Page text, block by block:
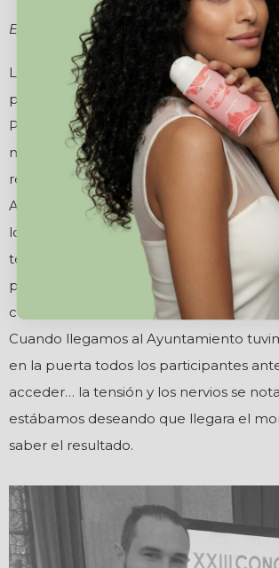
ENTREGA DE PREMIOS
La semana pasada nos comunicaron
premios se haría el lunes 14 de
Plenos del Ayuntamiento y que hasta el
momento del acto nadie salvo el jurado
relación de proyectos premiados.
Al final éramos 42 proyectos valorados y
los premios eran desde 11.000 a 4.000€.
teníamos la ilusión de que nos tocase
premios, pero también éramos
competencia era alta.
Cuando llegamos al Ayuntamiento
en la puerta todos los participantes
acceder… la tensión y los nervios se
estábamos deseando que llegara el
saber el resultado.